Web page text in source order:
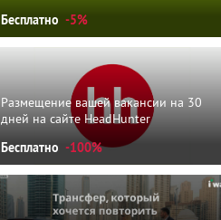
Бесплатно -5%
Размещение вашей вакансии на 30
дней на сайте HeadHunter
Бесплатно -100%